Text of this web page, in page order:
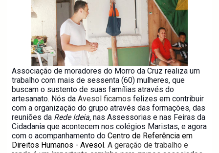
Associação de moradores do Morro da Cruz realiza um
trabalho com mais de sessenta (60) mulheres, que
buscam o sustento de suas famílias através do
artesanato. Nós da Avesol ficamos felizes em contribuir
com a organização do grupo através das formações, das
reuniões da Rede Ideia, nas Assessorias e nas Feiras da
Cidadania que acontecem nos colégios Maristas, e agora
com o acompanhamento do Centro de Referência em
Direitos Humanos - Avesol. A geração de trabalho e